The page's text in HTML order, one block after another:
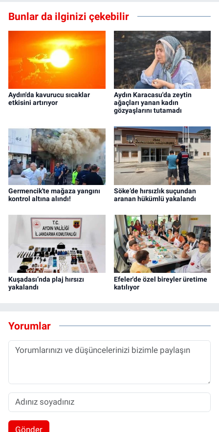
Bunlar da ilginizi çekebilir
Aydın'da kavurucu sıcaklar
etkisini artırıyor
Aydın Karacasu'da zeytin
ağaçları yanan kadın
gözyaşlarını tutamadı
Germencik'te mağaza yangını
kontrol altına alındı!
Söke’de hırsızlık suçundan
aranan hükümlü yakalandı
Kuşadası’nda plaj hırsızı
yakalandı
Efeler'de özel bireyler üretime
katılıyor
Yorumlar
Gönder